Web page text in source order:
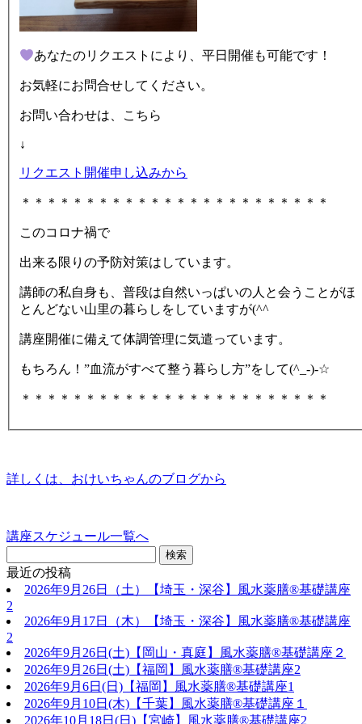
あなたのリクエストにより、平日開催も可能です！
お気軽にお問合せしてください。
お問い合わせは、こちら
↓
リクエスト開催申し込みから
＊＊＊＊＊＊＊＊＊＊＊＊＊＊＊＊＊＊＊＊＊＊＊＊
このコロナ禍で
出来る限りの予防対策はしています。
講師の私自身も、普段は自然いっぱいの人と会うことがほ
とんどない山里の暮らしをしていますが(^^ゞ
講座開催に備えて体調管理に気遣っています。
もちろん！”血流がすべて整う暮らし方”をして(^_-)-☆
＊＊＊＊＊＊＊＊＊＊＊＊＊＊＊＊＊＊＊＊＊＊＊＊
詳しくは、おけいちゃんのブログから
講座スケジュール一覧へ
最近の投稿
2026年9月26日（土）【埼玉・深谷】風水薬膳®基礎講座
2
2026年9月17日（木）【埼玉・深谷】風水薬膳®基礎講座
2
2026年9月26日(土)【岡山・真庭】風水薬膳®基礎講座２
2026年9月26日(土)【福岡】風水薬膳®︎基礎講座2
2026年9月6日(日)【福岡】風水薬膳®︎基礎講座1
2026年9月10日(木)【千葉】風水薬膳®︎基礎講座１
2026年10月18日(日)【宮崎】風水薬膳®︎基礎講座2